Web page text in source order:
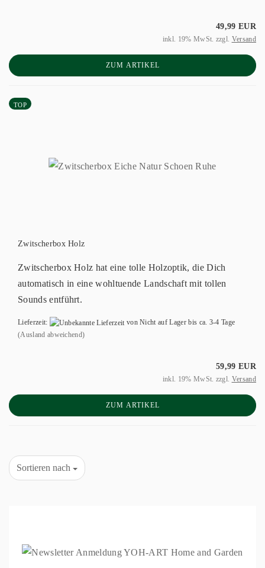
49,99 EUR
inkl. 19% MwSt. zzgl. Versand
ZUM ARTIKEL
TOP
Zwitscherbox Holz
Zwitscherbox Holz hat eine tolle Holzoptik, die Dich
automatisch in eine wohltuende Landschaft mit tollen
Sounds entführt.
Lieferzeit:
von Nicht auf Lager bis ca. 3-4 Tage
(Ausland abweichend)
59,99 EUR
inkl. 19% MwSt. zzgl. Versand
ZUM ARTIKEL
Sortieren nach